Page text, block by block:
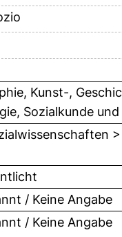
Kunst-,
Sozialkunde
/ Keine Angabe
/ Keine Angabe